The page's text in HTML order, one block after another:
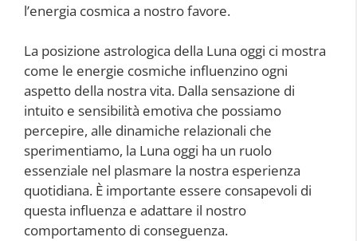
l’energia cosmica a nostro favore.
La posizione astrologica della Luna oggi ci mostra
come le energie cosmiche influenzino ogni
aspetto della nostra vita. Dalla sensazione di
intuito e sensibilità emotiva che possiamo
percepire, alle dinamiche relazionali che
sperimentiamo, la Luna oggi ha un ruolo
essenziale nel plasmare la nostra esperienza
quotidiana. È importante essere consapevoli di
questa influenza e adattare il nostro
comportamento di conseguenza.